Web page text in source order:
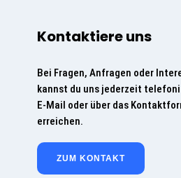
Kontaktiere uns
Bei Fragen, Anfragen oder
kannst du uns jederzeit
E-Mail oder über das
erreichen.
ZUM KONTAKT